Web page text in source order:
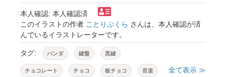
本人確認: 本人確認済
このイラストの作者 ことりぷくら さんは、本人確認が済
んでいるイラストレーターです。
タグ: パンダ 鍵盤 黒鍵
チョコレート チョコ 板チョコ 音楽 全て表示 ≫